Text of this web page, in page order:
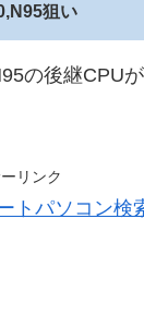
狙い
の後継CPU
リンク
トパソコン検